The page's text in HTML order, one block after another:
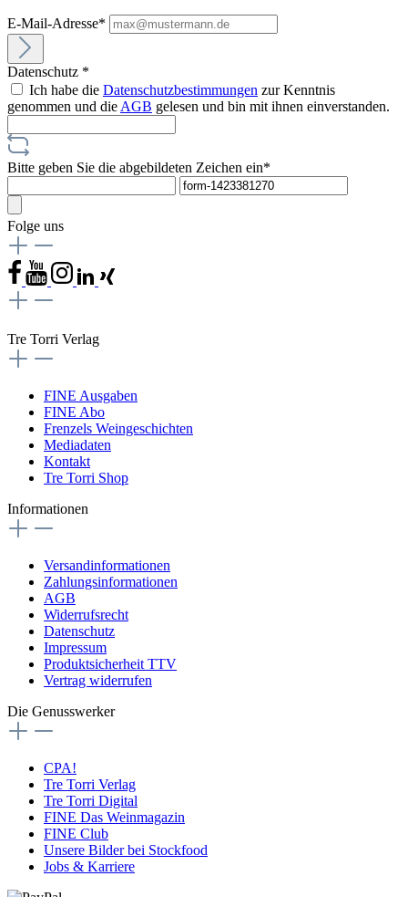
E-Mail-Adresse*
Datenschutz *
Ich habe die Datenschutzbestimmungen zur Kenntnis
genommen und die AGB gelesen und bin mit ihnen einverstanden.
Bitte geben Sie die abgebildeten Zeichen ein*
Folge uns
Tre Torri Verlag
FINE Ausgaben
FINE Abo
Frenzels Weingeschichten
Mediadaten
Kontakt
Tre Torri Shop
Informationen
Versandinformationen
Zahlungsinformationen
AGB
Widerrufsrecht
Datenschutz
Impressum
Produktsicherheit TTV
Vertrag widerrufen
Die Genusswerker
CPA!
Tre Torri Verlag
Tre Torri Digital
FINE Das Weinmagazin
FINE Club
Unsere Bilder bei Stockfood
Jobs & Karriere